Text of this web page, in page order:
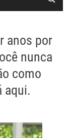
anos por
nunca
como
aqui.